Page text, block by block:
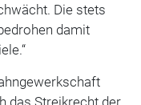
Die stets
damit
das Streikrecht der